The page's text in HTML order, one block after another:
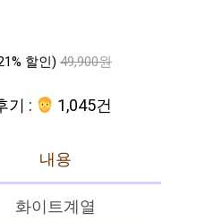
할인) 49,900원
기 : 1,045건
내용
화이트계열